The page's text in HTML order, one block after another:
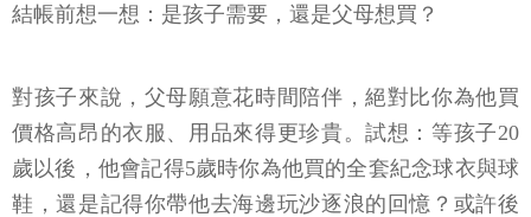
結帳前想一想：是孩子需要，還是父母想買？
對孩子來說，父母願意花時間陪伴，絕對比你為他買
價格高昂的衣服、用品來得更珍貴。試想：等孩子20
歲以後，他會記得5歲時你為他買的全套紀念球衣與球
鞋，還是記得你帶他去海邊玩沙逐浪的回憶？或許後